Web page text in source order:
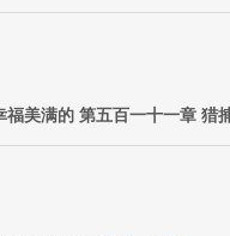
福美满的 第五百一十一章 猎